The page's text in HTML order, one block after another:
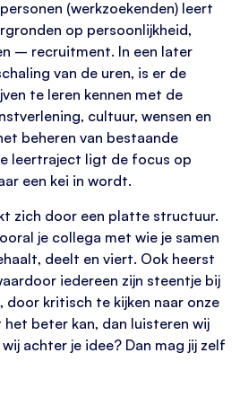
(werkzoekenden) leert
op persoonlijkheid,
– recruitment. In een later
van de uren, is er de
te leren kennen met de
cultuur, wensen en
beheren van bestaande
leertraject ligt de focus op
een kei in wordt.
zich door een platte structuur.
je collega met wie je samen
deelt en viert. Ook heerst
iedereen zijn steentje bij
door kritisch te kijken naar onze
het beter kan, dan luisteren wij
achter je idee? Dan mag jij zelf